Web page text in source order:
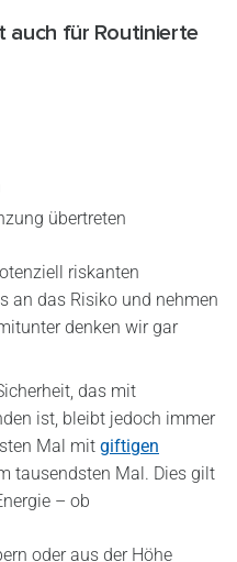
auch für Routinierte
übertreten
riskanten
an das Risiko und nehmen
denken wir gar
das mit
ist, bleibt jedoch immer
Mal mit giftigen
tausendsten Mal. Dies gilt
– ob
oder aus der Höhe